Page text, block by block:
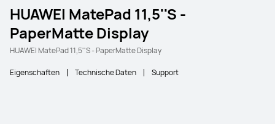
HUAWEI MatePad 11,5''S -
PaperMatte Display
HUAWEI MatePad 11,5''S - PaperMatte Display
Eigenschaften Technische Daten Support